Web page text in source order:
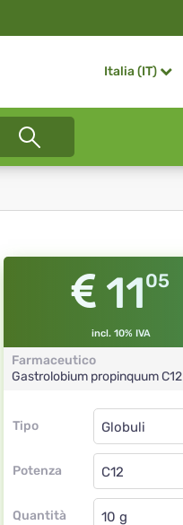
Italia (IT)
1105
incl. 10% IVA
Farmaceutico
Gastrolobium propinquumC12
Tipo
Tipo
Potenza
Globuli
C12
Quantità
Globuli